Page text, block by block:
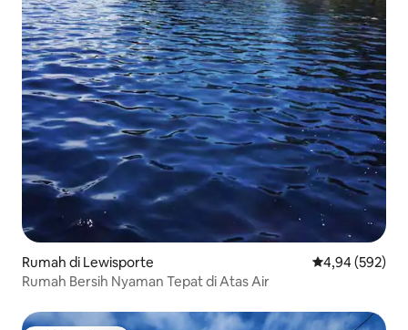
Rumah di Lewisporte Nilai rata-rata
4,94 (592)
Rumah Bersih Nyaman Tepat di Atas Air